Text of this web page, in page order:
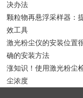
决办法
颗粒物再悬浮采样器：
效工具
激光粉尘仪的安装位置
确的安装方法
涨知识！使用激光粉尘
尘浓度